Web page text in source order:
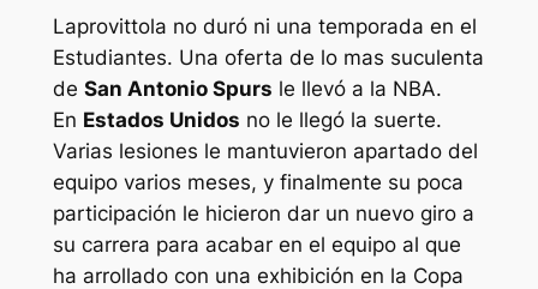
Laprovittola no duró ni una temporada en el
Estudiantes. Una oferta de lo mas suculenta
de San Antonio Spurs le llevó a la NBA.
En Estados Unidos no le llegó la suerte.
Varias lesiones le mantuvieron apartado del
equipo varios meses, y finalmente su poca
participación le hicieron dar un nuevo giro a
su carrera para acabar en el equipo al que
ha arrollado con una exhibición en la Copa